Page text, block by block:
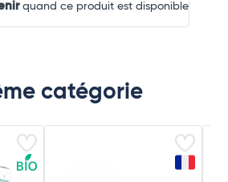
quand ce produit est disponible
catégorie